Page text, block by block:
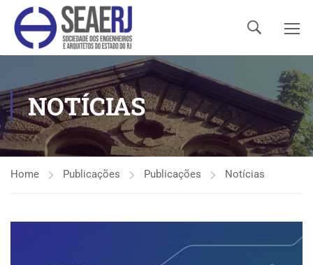
NOTÍCIAS
Home Publicações Publicações Notícias